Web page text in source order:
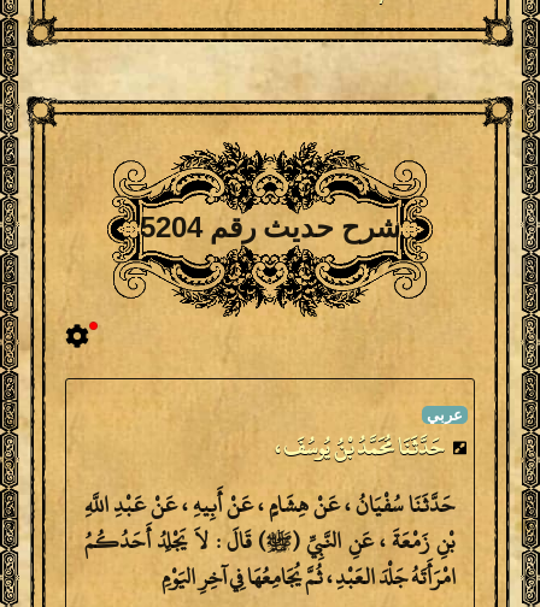
شرح حديث رقم 5204
حَدَّثَنَا مُحَمَّدُ بْنُ يُوسُفَ ،
حَدَّثَنَا سُفْيَانُ ، عَنْ هِشَامٍ ، عَنْ أَبِيهِ ، عَنْ عَبْدِ اللَّهِ
بْنِ زَمْعَةَ ، عَنِ النَّبِيِّ (ﷺ) قَالَ : لاَ يَجْلِدُ أَحَدُكُمُ
امْرَأَتَهُ جَلْدَ العَبْدِ ، ثُمَّ يُجَامِعُهَا فِي آخِرِ اليَوْمِ